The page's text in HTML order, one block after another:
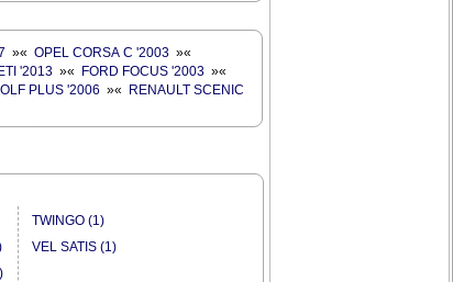
»« OPEL CORSA C '2003 »«
'2013 »« FORD FOCUS '2003 »«
PLUS '2006 »« RENAULT SCENIC
TWINGO (1)
VEL SATIS (1)